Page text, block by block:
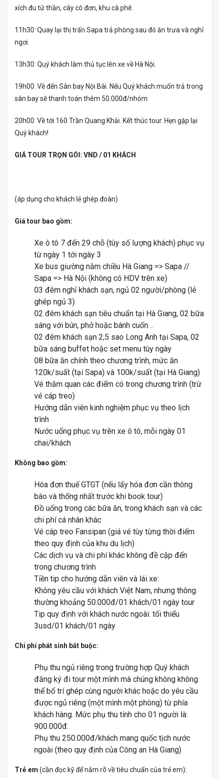
xích đu tử thần, cây cô đơn, khu cà phê.
11h30: Quay lại thị trấn Sapa trả phòng sau đó ăn trưa và nghỉ
ngơi.
13h30: Quý khách làm thủ tục lên xe về Hà Nội.
19h00: Về đến Sân bay Nội Bài. Nếu Quý khách muốn trả trong
sân bay sẽ thanh toán thêm 50.000đ/nhóm
20h00: Về tới 160 Trần Quang Khải. Kết thúc tour. Hẹn gặp lại
Quý khách!
GIÁ TOUR TRỌN GÓI: VND / 01 KHÁCH
(áp dụng cho khách lẻ ghép đoàn)
Giá tour bao gồm:
Xe ô tô 7 đến 29 chỗ (tùy số lượng khách) phục vụ
từ ngày 1 tới ngày 3
Xe bus giường nằm chiều Hà Giang => Sapa //
Sapa => Hà Nội (không có HDV trên xe)
03 đêm nghỉ khách sạn, ngủ 02 người/phòng (lẻ
ghép ngủ 3)
02 đêm khách sạn tiêu chuẩn tại Hà Giang, 02 bữa
sáng với bún, phở hoặc bánh cuốn…
02 đêm khách sạn 2,5 sao Long Anh tại Sapa, 02
bữa sáng buffet hoặc set menu tùy ngày
08 bữa ăn chính theo chương trình, mức ăn
120k/suất (tại Sapa) và 100k/suất (tại Hà Giang)
Vé thăm quan các điểm có trong chương trình (trừ
vé cáp treo)
Hướng dẫn viên kinh nghiệm phục vụ theo lịch
trình
Nước uống phục vụ trên xe ô tô, mỗi ngày 01
chai/khách
Không bao gồm:
Hóa đơn thuế GTGT (nếu lấy hóa đơn cần thông
báo và thống nhất trước khi book tour)
Đồ uống trong các bữa ăn, trong khách sạn và các
chi phí cá nhân khác
Vé cáp treo Fansipan (giá vé tùy từng thời điểm
theo quy định của khu du lịch)
Các dịch vụ và chi phí khác không đề cập đến
trong chương trình
Tiền tip cho hướng dẫn viên và lái xe:
Không yêu cầu với khách Việt Nam, nhưng thông
thường khoảng 50.000đ/01 khách/01 ngày tour
Tip quy định với khách nước ngoài: tối thiểu
3usd/01 khách/01 ngày
Chi phí phát sinh bắt buộc:
Phụ thu ngủ riêng trong trường hợp Quý khách
đăng ký đi tour một mình mà chúng không không
thể bố trí ghép cùng người khác hoặc do yêu cầu
được ngủ riêng (một mình một phòng) từ phía
khách hàng. Mức phụ thu tính cho 01 người là:
900.000đ.
Phụ thu 250.000đ/khách mang quốc tịch nước
ngoài (theo quy định của Công an Hà Giang)
Trẻ em (cần đọc kỹ để nắm rõ về tiêu chuẩn của trẻ em):